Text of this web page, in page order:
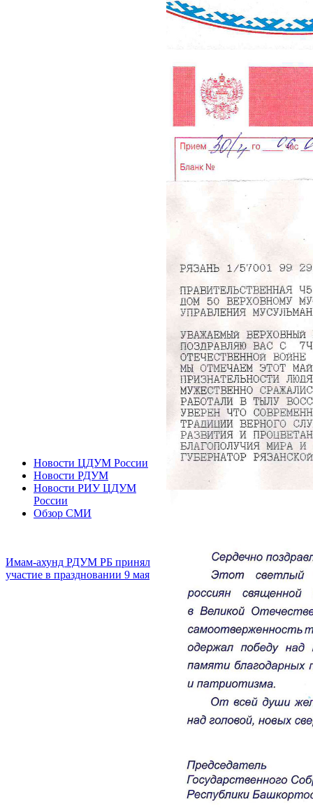
Новости ЦДУМ России
Новости РДУМ
Новости РИУ ЦДУМ
России
Обзор СМИ
Имам-ахунд РДУМ РБ принял
участие в праздновании 9 мая